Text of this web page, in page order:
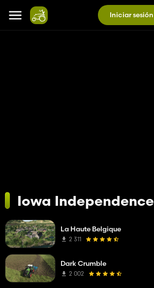
Iniciar sesión
Iowa Independence
La Haute Belgique
2 311
Dark Crumble
2 002